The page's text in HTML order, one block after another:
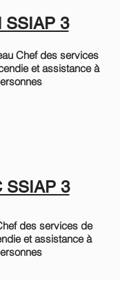
SSIAP 3
Chef des services
et assistance à
SSIAP 3
des services de
et assistance à